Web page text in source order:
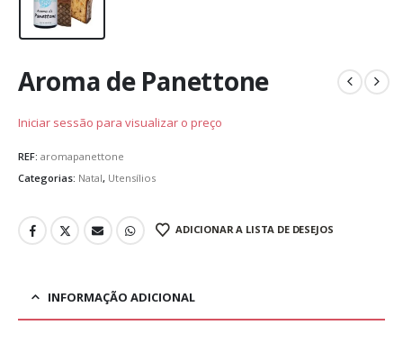
Aroma de Panettone
Iniciar sessão para visualizar o preço
REF: aromapanettone
Categorias: Natal, Utensílios
ADICIONAR A LISTA DE DESEJOS
INFORMAÇÃO ADICIONAL